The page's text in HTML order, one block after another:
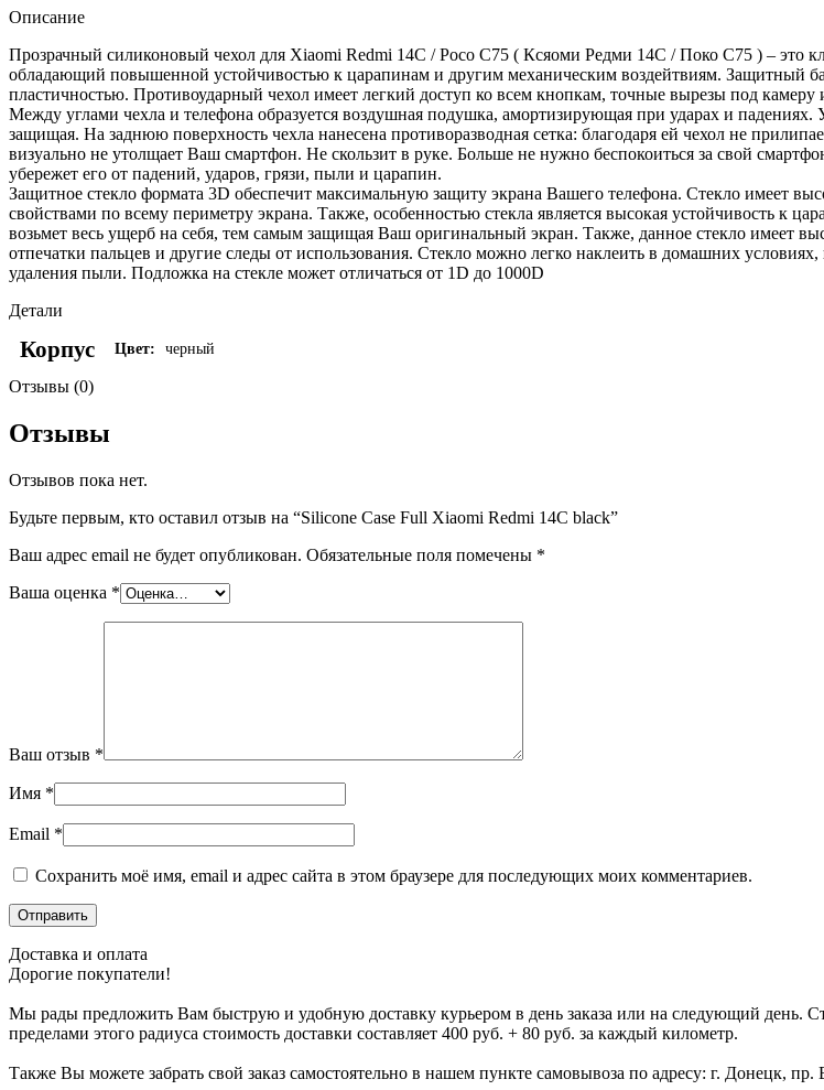
Описание
Прозрачный cиликоновый чехол для Xiaomi Redmi 14C / Poco C75 ( Ксяоми Редми 14С / Поко С75 ) – это
обладающий повышенной устойчивостью к царапинам и другим механическим воздейтвиям. Защитный
пластичностью. Противоударный чехол имеет легкий доступ ко всем кнопкам, точные вырезы под камеру
Между углами чехла и телефона образуется воздушная подушка, амортизирующая при ударах и
защищая. На заднюю поверхность чехла нанесена противоразводная сетка: благодаря ей чехол не
визуально не утолщает Ваш смартфон. Не скользит в руке. Больше не нужно беспокоиться за свой
убережет его от падений, ударов, грязи, пыли и царапин.
Защитное стекло формата 3D обеспечит максимальную защиту экрана Вашего телефона. Стекло имеет
свойствами по всему периметру экрана. Также, особенностью стекла является высокая устойчивость к
возьмет весь ущерб на себя, тем самым защищая Ваш оригинальный экран. Также, данное стекло имеет
отпечатки пальцев и другие следы от использования. Стекло можно легко наклеить в домашних
удаления пыли. Подложка на стекле может отличаться от 1D до 1000D
Детали
Корпус Цвет: черный
Отзывы (0)
Отзывы
Отзывов пока нет.
Будьте первым, кто оставил отзыв на “Silicone Case Full Xiaomi Redmi 14C black”
Ваш адрес email не будет опубликован. Обязательные поля помечены *
Ваша оценка *
Ваш отзыв *
Имя *
Email *
Сохранить моё имя, email и адрес сайта в этом браузере для последующих моих комментариев.
Доставка и оплата
Дорогие покупатели!
Мы рады предложить Вам быструю и удобную доставку курьером в день заказа или на следующий день.
пределами этого радиуса стоимость доставки составляет 400 руб. + 80 руб. за каждый километр.
Также Вы можете забрать свой заказ самостоятельно в нашем пункте самовывоза по адресу: г. Донецк,